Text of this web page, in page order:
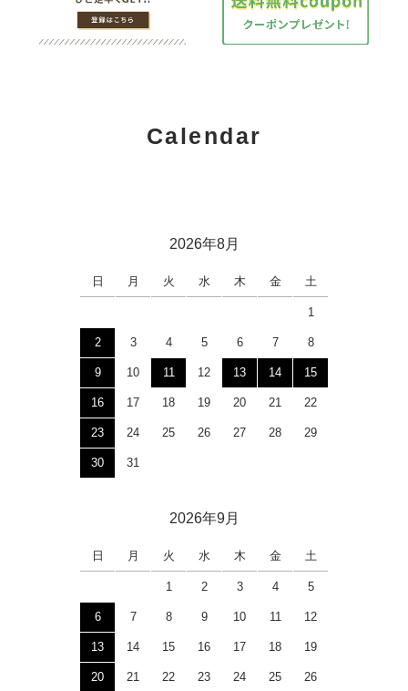
Calendar
2026年8月
日 月 火 水 木 金 土
1
2 3 4 5 6 7 8
9 10 11 12 13 14 15
16 17 18 19 20 21 22
23 24 25 26 27 28 29
30 31
2026年9月
日 月 火 水 木 金 土
1 2 3 4 5
6 7 8 9 10 11 12
13 14 15 16 17 18 19
20 21 22 23 24 25 26